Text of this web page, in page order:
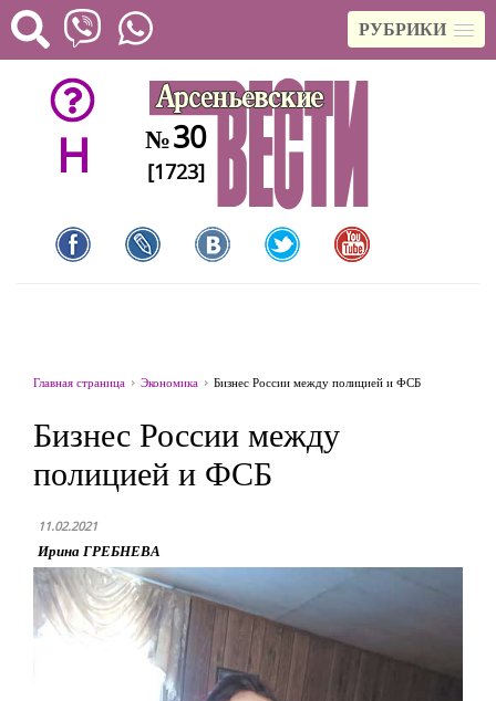
РУБРИКИ
H №30
[1723]
Главная страница Экономика Бизнес России между полицией и ФСБ
Бизнес России между
полицией и ФСБ
11.02.2021
Ирина ГРЕБНЕВА